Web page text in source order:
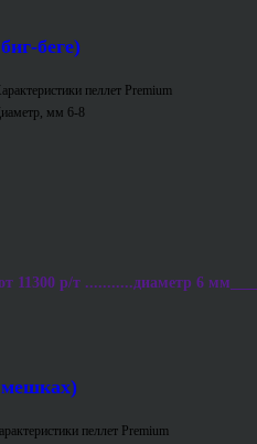
беге)
пеллет Premium
мм 6-8
11300 р/т ...........диаметр 6
пеллет Premium